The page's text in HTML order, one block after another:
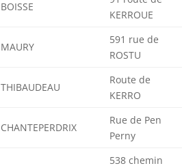
BOISSE
KERROUE
MAURY
591 rue de
ROSTU
THIBAUDEAU
Route de
KERRO
CHANTEPERDRIX
Rue de Pen
Perny
538 chemin